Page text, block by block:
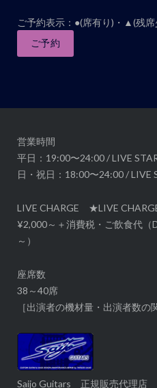
ナ
ビ
ゲ
ョ
ご予約表示：●(席有り)・▲(残席
ご予約
営業時間
平日：19:00〜24:00 / LIVE
日・祝日：18:00〜24:00 / LIVE
LIVE CHARGE ★LIVE
¥2,000～＋消費税・ご飲食代
～）
座席数
38～40席
［出演者の機材量・出演者数の
Saijo Guitars 正規販売代理店